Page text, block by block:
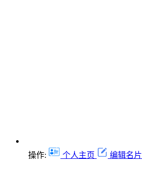
操作: 个人主页 编辑名片